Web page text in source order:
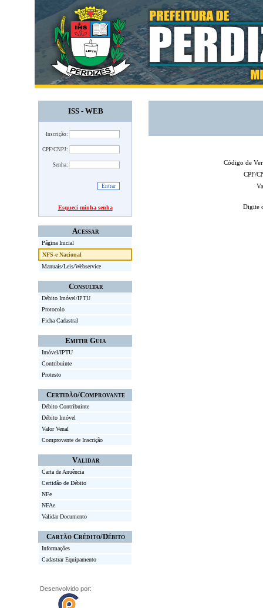
ISS - WEB
Inscrição:
CPF/CNPJ:
Senha:
Esqueci minha senha
Acessar
Página Inicial
NFS-e Nacional
Manuais/Leis/Webservice
Consultar
Débito Imóvel/IPTU
Protocolo
Ficha Cadastral
Emitir Guia
Imóvel/IPTU
Contribuinte
Protesto
Certidão/Comprovante
Débito Contribuinte
Débito Imóvel
Valor Venal
Comprovante de Inscrição
Validar
Carta de Anuência
Certidão de Débito
NFe
NFAe
Validar Documento
Cartão Crédito/Débito
Informações
Cadastrar Equipamento
Desenvolvido por:
Código de
CPF/
Digite